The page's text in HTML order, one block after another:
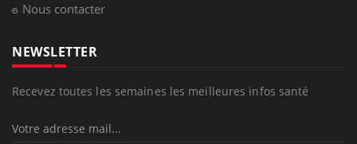
Nous contacter
NEWSLETTER
Recevez toutes les semaines les meilleures infos santé